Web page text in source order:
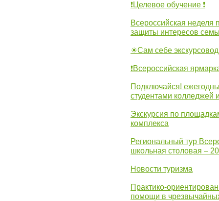
❗Целевое обучение ❗
Всероссийская
защиты интересов
☀Сам себе экскурсовод
❗Всероссийская
Подключайся!
студентами колледжей
Экскурсия по
комплекса
Региональный тур
школьная столовая –
Новости туризма
Практико-
помощи в